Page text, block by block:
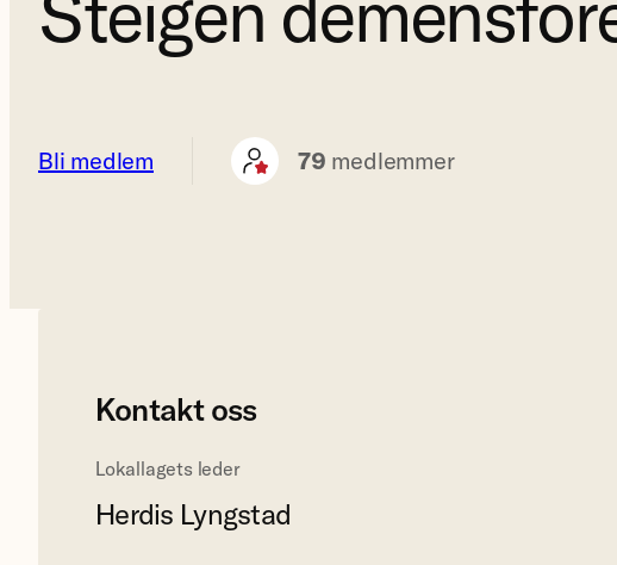
Bli medlem 79 medlemmer
Kontakt oss
Lokallagets leder
Herdis Lyngstad